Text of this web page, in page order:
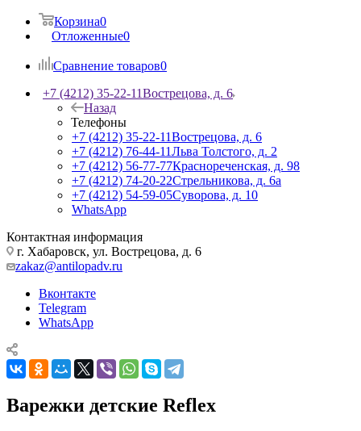
Корзина0
Отложенные0
Сравнение товаров0
+7 (4212) 35-22-11Вострецова, д. 6
Назад
Телефоны
+7 (4212) 35-22-11Вострецова, д. 6
+7 (4212) 76-44-11Льва Толстого, д. 2
+7 (4212) 56-77-77Краснореченская, д. 98
+7 (4212) 74-20-22Стрельникова, д. 6а
+7 (4212) 54-59-05Суворова, д. 10
WhatsApp
Контактная информация
г. Хабаровск, ул. Вострецова, д. 6
zakaz@antilopadv.ru
Вконтакте
Telegram
WhatsApp
Варежки детские Reflex